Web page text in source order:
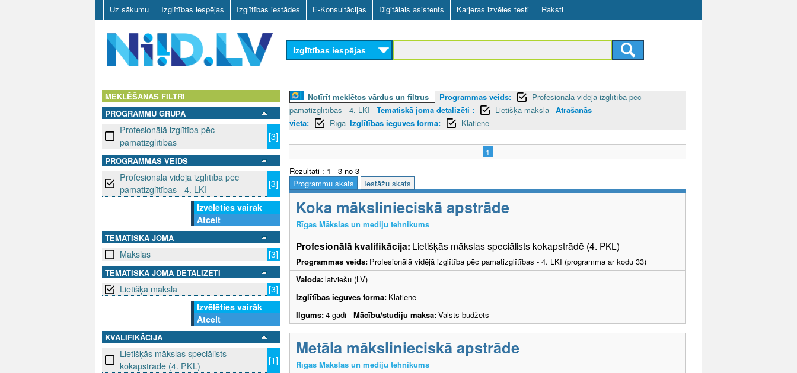
Skip
to
main
content
Uz sākumu Izglītības iespējas Izglītības iestādes E-Konsultācijas Digitālais asistents Karjeras izvēles testi Raksti
D
L
Izglītības iespējas
MEKLĒŠANAS FILTRI
PROGRAMMU GRUPA
Profesionālā izglītība pēc
pamatizglītības
[3]
PROGRAMMAS VEIDS
Profesionālā vidējā izglītība pēc
pamatizglītības - 4. LKI
[3]
Izvēlēties vairāk
Atcelt
TEMATISKĀ JOMA
Mākslas [3]
TEMATISKĀ JOMA DETALIZĒTI
Lietišķā māksla
[3]
Izvēlēties vairāk
Atcelt
KVALIFIKĀCIJA
Lietišķās mākslas speciālists
kokapstrādē (4. PKL)
[1]
Notīrīt meklētos vārdus un filtrus Programmas veids:
Profesionālā vidējā izglītība pēc
pamatizglītības - 4. LKI
Tematiskā joma detalizēti : Lietišķā māksla Atrašanās
vieta:
Rīga Izglītības ieguves forma: Klātiene
1
Rezultāti : 1 - 3 no 3
Programmu skats
Iestāžu skats
Koka mākslinieciskā apstrāde
Rīgas Mākslas un mediju tehnikums
Profesionālā kvalifikācija: Lietišķās mākslas speciālists kokapstrādē (4. PKL)
Programmas veids: Profesionālā vidējā izglītība pēc pamatizglītības - 4. LKI (programma ar kodu 33)
Valoda:latviešu (LV)
Izglītības ieguves forma: Klātiene
Ilgums:4 gadi Mācību/studiju maksa:Valsts budžets
Metāla mākslinieciskā apstrāde
Rīgas Mākslas un mediju tehnikums